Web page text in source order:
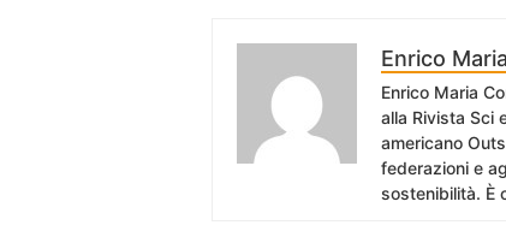
Enrico
Enrico Maria
alla Rivista Sci
americano
federazioni e
sostenibilità. È